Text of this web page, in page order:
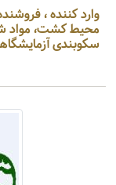
محیط کشت، مواد
سکوبندی